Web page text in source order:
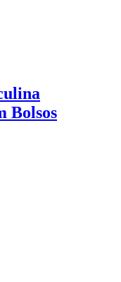
Bolsos